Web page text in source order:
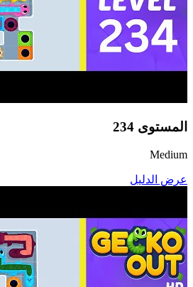
المستوى 234
Medium
عرض الدليل